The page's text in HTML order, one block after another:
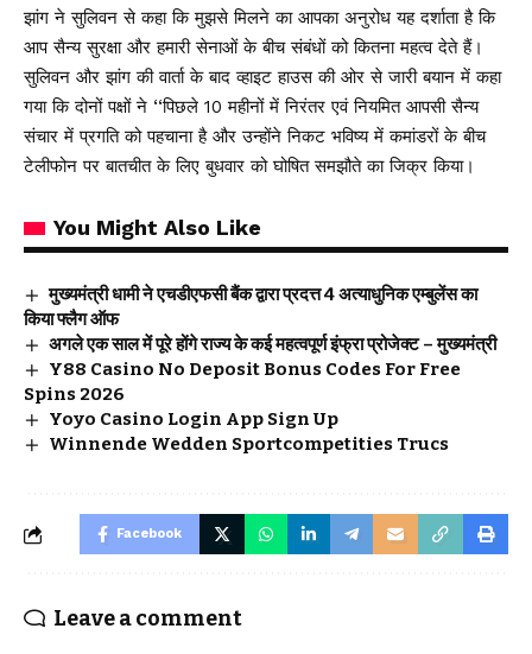
झांग ने सुलिवन से कहा कि मुझसे मिलने का आपका अनुरोध यह दर्शाता है कि
आप सैन्य सुरक्षा और हमारी सेनाओं के बीच संबंधों को कितना महत्व देते हैं।
सुलिवन और झांग की वार्ता के बाद व्हाइट हाउस की ओर से जारी बयान में कहा
गया कि दोनों पक्षों ने ‘‘पिछले 10 महीनों में निरंतर एवं नियमित आपसी सैन्य
संचार में प्रगति को पहचाना है और उन्होंने निकट भविष्य में कमांडरों के बीच
टेलीफोन पर बातचीत के लिए बुधवार को घोषित समझौते का जिक्र किया।
You Might Also Like
मुख्यमंत्री धामी ने एचडीएफसी बैंक द्वारा प्रदत्त 4 अत्याधुनिक एम्बुलेंस का
किया फ्लैग ऑफ
अगले एक साल में पूरे होंगे राज्य के कई महत्वपूर्ण इंफ्रा प्रोजेक्ट – मुख्यमंत्री
Y88 Casino No Deposit Bonus Codes For Free
Spins 2026
Yoyo Casino Login App Sign Up
Winnende Wedden Sportcompetities Trucs
Facebook
Leave a comment